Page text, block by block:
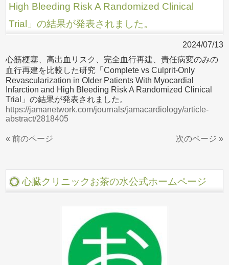
High Bleeding Risk A Randomized Clinical
Trial」の結果が発表されました。
2024/07/13
心筋梗塞、高出血リスク、完全血行再建、責任病変のみの
血行再建を比較した研究「Complete vs Culprit-Only
Revascularization in Older Patients With Myocardial
Infarction and High Bleeding Risk A Randomized Clinical
Trial」の結果が発表されました。
https://jamanetwork.com/journals/jamacardiology/article-
abstract/2818405
« 前のページ 次のページ »
心臓クリニックお茶の水公式ホームページ